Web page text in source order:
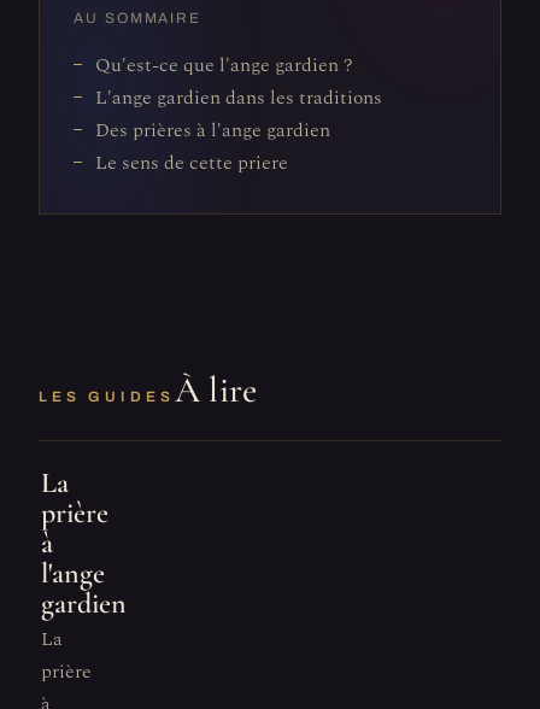
AU SOMMAIRE
Qu'est-ce que l'ange gardien ?
L'ange gardien dans les traditions
Des prières à l'ange gardien
Le sens de cette priere
LES GUIDES À lire
La
prière
à
l'ange
gardien
La
prière